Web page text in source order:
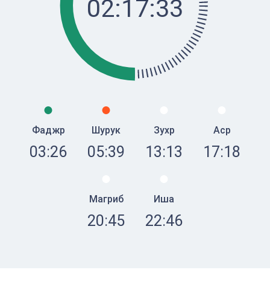
02:17:33
Фаджр
03:26
Шурук
05:39
Зухр
13:13
Аср
17:18
Магриб
20:45
Иша
22:46